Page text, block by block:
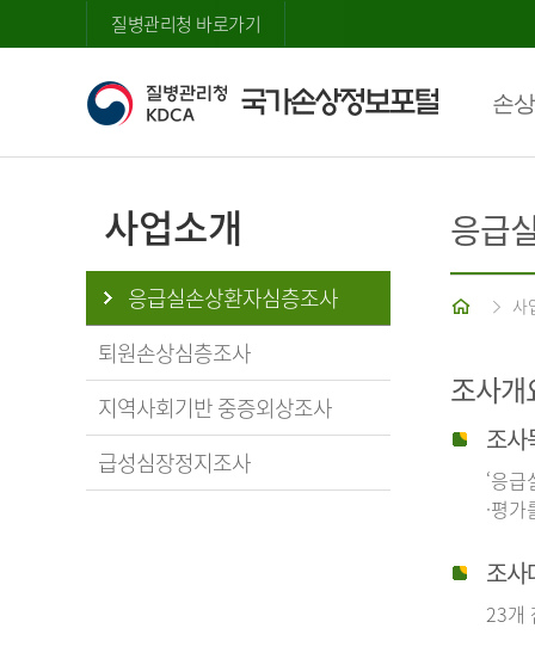
질병관리청 바로가기
손
사업소개
응급실손상환자심층조사
퇴원손상심층조사
지역사회기반 중증외상조사
급성심장정지조사
응급
홈 사
조사개
조사
‘응
·평
조사
23개